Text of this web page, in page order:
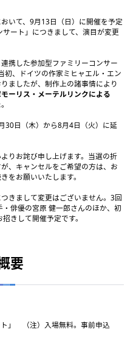
いて、9月13日（日）に開催を予定
ート」につきまして、演目が変更
携した参加型ファミリーコンサー
初、ドイツの作家ミヒャエル・エン
ましたが、制作上の諸事情により
ーリス・メーテルリンクによる
30日（木）から8月4日（火）に延
りお詫び申し上げます。当選の折
、キャンセルをご希望の方は、お
をお願いいたします。
きまして変更はございません。3回
俳優の宮原 健一郎さんのほか、初
きして開催予定です。
要
ト」 （注）入場無料。事前申込